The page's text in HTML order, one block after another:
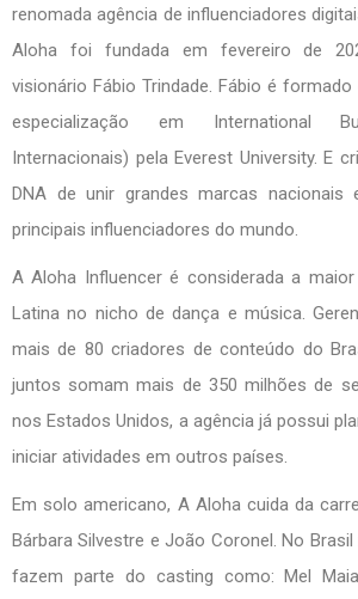
renomada agência de influenciadores
Aloha foi fundada em fevereiro de
visionário Fábio Trindade. Fábio é
especialização em International
Internacionais) pela Everest University. E
DNA de unir grandes marcas nacionais
principais influenciadores do mundo.
A Aloha Influencer é considerada a
Latina no nicho de dança e música.
mais de 80 criadores de conteúdo do
juntos somam mais de 350 milhões de
nos Estados Unidos, a agência já possui
iniciar atividades em outros países.
Em solo americano, A Aloha cuida da
Bárbara Silvestre e João Coronel. No
fazem parte do casting como: Mel